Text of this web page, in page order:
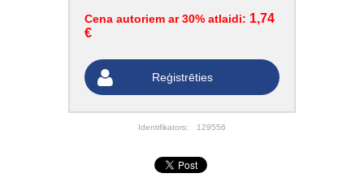
Cena autoriem ar 30% atlaidi: 1,74
€
Reģistrēties
Identifikators: 129556